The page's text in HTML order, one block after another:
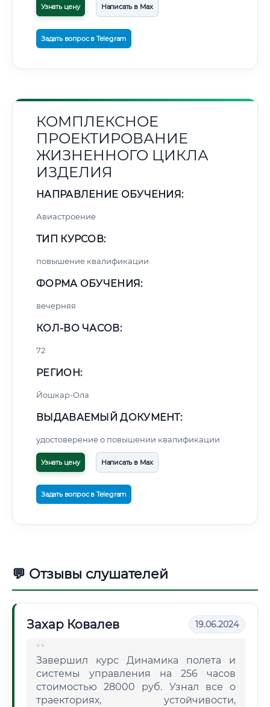
Узнать цену Написать в Max
Задать вопрос в Telegram
КОМПЛЕКСНОЕ
ПРОЕКТИРОВАНИЕ
ЖИЗНЕННОГО ЦИКЛА
ИЗДЕЛИЯ
НАПРАВЛЕНИЕ ОБУЧЕНИЯ:
Авиастроение
ТИП КУРСОВ:
повышение квалификации
ФОРМА ОБУЧЕНИЯ:
вечерняя
КОЛ-ВО ЧАСОВ:
72
РЕГИОН:
Йошкар-Ола
ВЫДАВАЕМЫЙ ДОКУМЕНТ:
удостоверение о повышении квалификации
Узнать цену Написать в Max
Задать вопрос в Telegram
💬 Отзывы слушателей
Захар Ковалев 19.06.2024
Завершил курс Динамика полета и
системы управления на 256 часов
стоимостью 28000 руб. Узнал все о
траекториях, устойчивости,